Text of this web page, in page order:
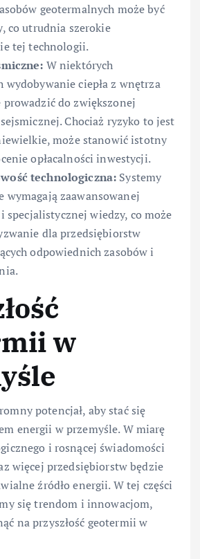
geotermalnych może być
co utrudnia szerokie
tej technologii.
W niektórych
wydobywanie ciepła z wnętrza
do zwiększonej
Chociaż ryzyko to jest
może stanowić istotny
opłacalności inwestycji.
technologiczna: Systemy
wymagają zaawansowanej
specjalistycznej wiedzy, co może
dla przedsiębiorstw
odpowiednich zasobów i
w
potencjał, aby stać się
energii w przemyśle. W miarę
i rosnącej świadomości
więcej przedsiębiorstw będzie
źródło energii. W tej części
się trendom i innowacjom,
na przyszłość geotermii w